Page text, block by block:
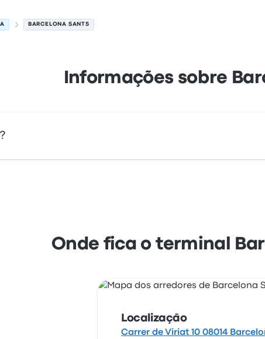
BARCELONA SANTS
Informações sobre
Onde fica o terminal
Localização
Carrer de Viriat 10 08014